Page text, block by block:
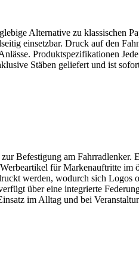
Alternative zu
einsetzbar. Druck auf den
Produktspezifikationen
Stäben geliefert und ist
Befestigung am
für Markenauftritte
werden, wodurch sich
über eine integrierte
im Alltag und bei